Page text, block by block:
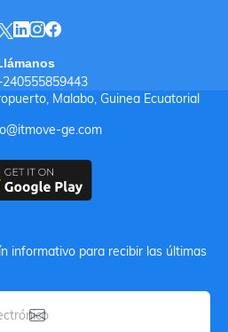
Malabo, Guinea Ecuatorial
ge.com
informativo para recibir las últimas